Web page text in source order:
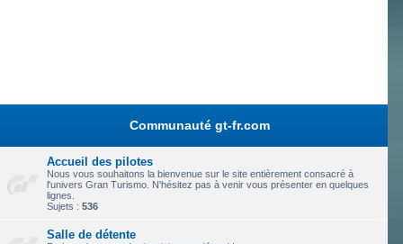
Communauté gt-fr.com
Accueil des pilotes
Nous vous souhaitons la bienvenue sur le site entièrement consacré à
l'univers Gran Turismo. N'hésitez pas à venir vous présenter en quelques
lignes.
Sujets : 536
Salle de détente